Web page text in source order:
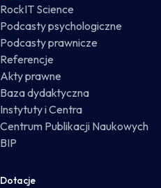
RockIT Science
Podcasty psychologiczne
Podcasty prawnicze
Referencje
Akty prawne
Baza dydaktyczna
Instytuty i Centra
Centrum Publikacji Naukowych
BIP
Dotacje